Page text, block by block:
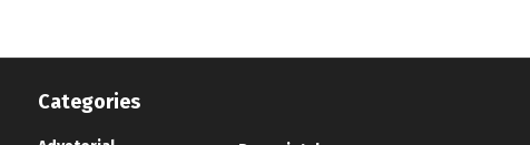
Categories